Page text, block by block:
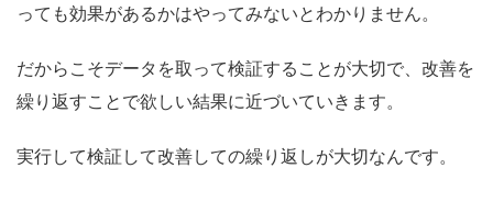
っても効果があるかはやってみないとわかりません。
だからこそデータを取って検証することが大切で、改善を
繰り返すことで欲しい結果に近づいていきます。
実行して検証して改善しての繰り返しが大切なんです。